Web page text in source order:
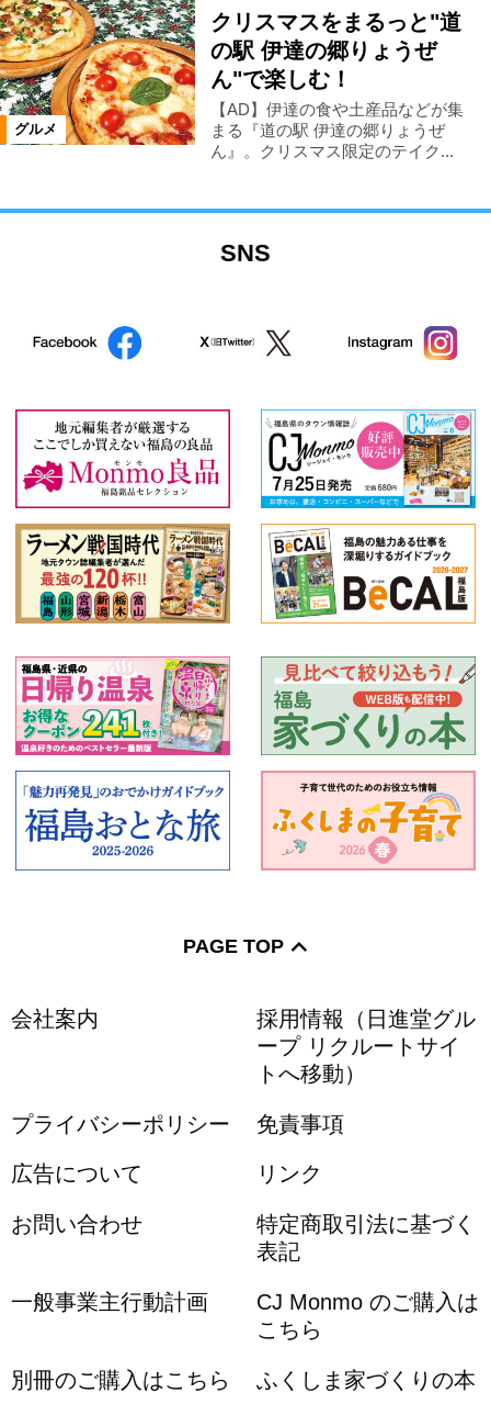
福島市郊外 福島市市街地
カテゴリ
中国料理・台湾料理
食事処・レストラン
お好み焼き・もんじゃ たこ焼き
肉料理 ステーキ・鉄板焼き
ラーメン そば・うどん
パン・ベーカリーレストラン その他
イタリアン
ジェラート・ソフトクリーム
お子様ランチ
串焼き・焼き鳥
グルメ
クリスマスをまるっと"道
の駅 伊達の郷りょうぜ
ん"で楽しむ！
【AD】伊達の食や土産品などが集
まる『道の駅 伊達の郷りょうぜ
ん』。クリスマス限定のテイク...
SNS
PAGE TOP
会社案内
採用情報（日進堂グル
ープ リクルートサイ
トへ移動）
プライバシーポリシー 免責事項
広告について リンク
お問い合わせ
特定商取引法に基づく
表記
一般事業主行動計画
CJ Monmo のご購入は
こちら
別冊のご購入はこちら ふくしま家づくりの本